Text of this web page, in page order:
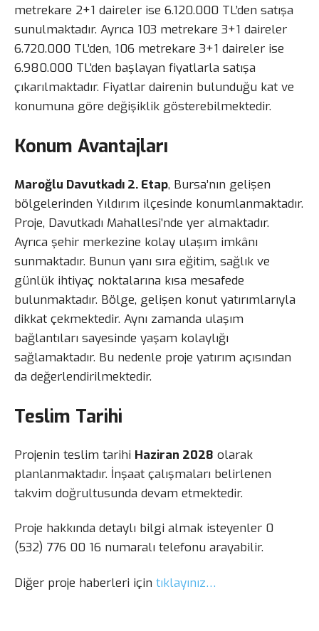
metrekare 2+1 daireler ise 6.120.000 TL’den satışa
sunulmaktadır. Ayrıca 103 metrekare 3+1 daireler
6.720.000 TL’den, 106 metrekare 3+1 daireler ise
6.980.000 TL’den başlayan fiyatlarla satışa
çıkarılmaktadır. Fiyatlar dairenin bulunduğu kat ve
konumuna göre değişiklik gösterebilmektedir.
Konum Avantajları
Maroğlu Davutkadı 2. Etap, Bursa’nın gelişen
bölgelerinden Yıldırım ilçesinde konumlanmaktadır.
Proje, Davutkadı Mahallesi’nde yer almaktadır.
Ayrıca şehir merkezine kolay ulaşım imkânı
sunmaktadır. Bunun yanı sıra eğitim, sağlık ve
günlük ihtiyaç noktalarına kısa mesafede
bulunmaktadır. Bölge, gelişen konut yatırımlarıyla
dikkat çekmektedir. Aynı zamanda ulaşım
bağlantıları sayesinde yaşam kolaylığı
sağlamaktadır. Bu nedenle proje yatırım açısından
da değerlendirilmektedir.
Teslim Tarihi
Projenin teslim tarihi Haziran 2028 olarak
planlanmaktadır. İnşaat çalışmaları belirlenen
takvim doğrultusunda devam etmektedir.
Proje hakkında detaylı bilgi almak isteyenler 0
(532) 776 00 16 numaralı telefonu arayabilir.
Diğer proje haberleri için tıklayınız…